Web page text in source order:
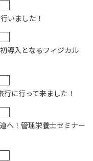
いました！
導入となるフィジカル
に行って来ました！
へ！管理栄養士セミナー